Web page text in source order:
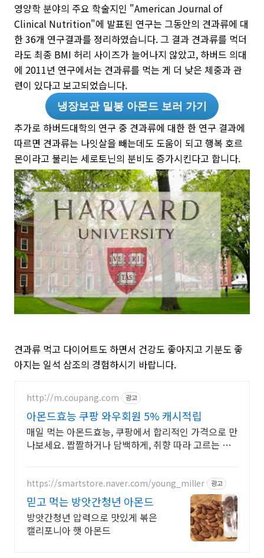
영양학 분야의 주요 학술지인 "American Journal of
Clinical Nutrition"에 발표된 연구는 그동안의 견과류에 대
한 36개 연구결과를 정리하였습니다. 그 결과 견과류를 먹더
라도 최종 BMI 허리 사이즈가 늘어나지 않았고, 하버드 의대
에 2011년 연구에서는 견과류를 먹는 게 더 낮은 체중과 관
련이 있다고 보고되었습니다.
냉장보관 밀봉 아몬드 보러 가기
추가로 하버드대학의 연구 중 견과류에 대한 한 연구 결과에
따르면 견과류는 나잇살을 빼는데도 도움이 되고 행복 호르
몬이라고 불리는 세로토닌의 분비도 증가시킨다고 합니다.
견과류 먹고 다이어트도 하면서 건강도 좋아지고 기분도 좋
아지는 일석 삼조의 경험하시기 바랍니다.
http://m.coupang.com 광고
아몬드효능 쿠팡 와우회원 5% 캐시적립
매일 먹는 아몬드효능, 쿠팡에서 합리적인 가격으로 만
나보세요. 짭짤하거나 담백하게, 취향 따라 고르는 맛
https://smartstore.naver.com/young_miller 광고
믿고 먹는 방앗간청년 아몬드
방앗간청년 압력으로 맛있게 볶은
캘리포니아 햇 아몬드